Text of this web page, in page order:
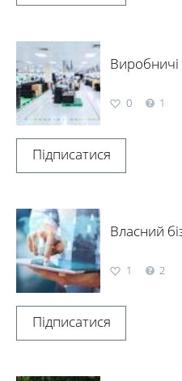
Виробничі
0 1
Підписатися
Власний
1 2
Підписатися